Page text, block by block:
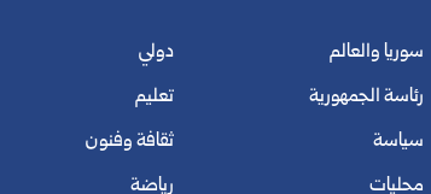
سوريا والعالم
رئاسة الجمهورية
سياسة
محليات
دولي
تعليم
ثقافة وفنون
رياضة